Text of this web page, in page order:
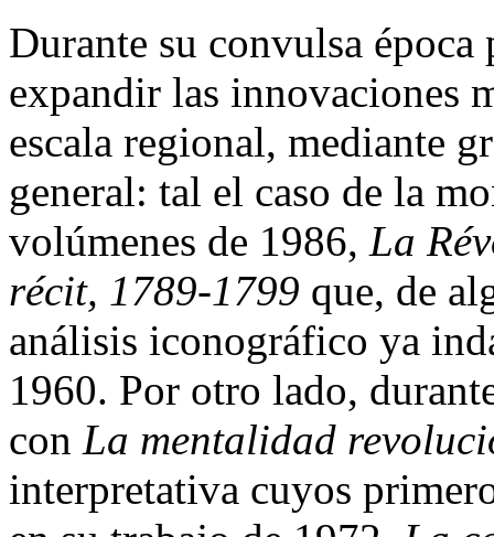
Durante su convulsa
expandir las innovaciones
escala regional, mediante
general: tal el caso de la
volúmenes de 1986, La
récit, 1789-1799 que, de
análisis iconográfico ya
1960. Por otro lado,
con La mentalidad
interpretativa cuyos